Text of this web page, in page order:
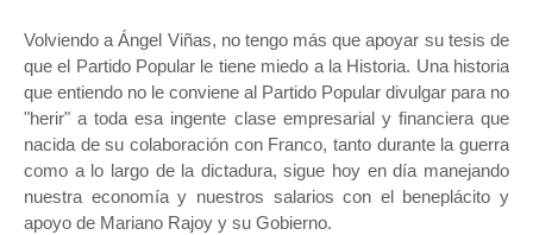
Volviendo a Ángel Viñas, no tengo más que apoyar su tesis de
que el Partido Popular le tiene miedo a la Historia. Una historia
que entiendo no le conviene al Partido Popular divulgar para no
"herir" a toda esa ingente clase empresarial y financiera que
nacida de su colaboración con Franco, tanto durante la guerra
como a lo largo de la dictadura, sigue hoy en día manejando
nuestra economía y nuestros salarios con el beneplácito y
apoyo de Mariano Rajoy y su Gobierno.